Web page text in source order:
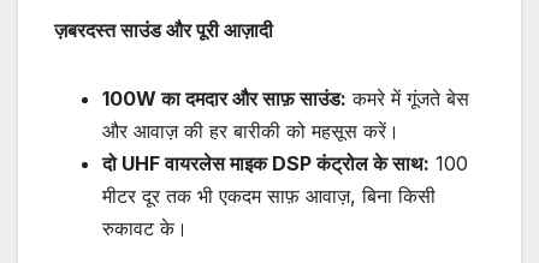
ज़बरदस्तसाउंडऔरपूरीआज़ादी
100Wकादमदारऔरसाफ़साउंड: कमरे में गूंजते बेस
और आवाज़ की हर बारीकी को महसूस करें।
दो UHFवायरलेसमाइक DSPकंट्रोलकेसाथ: 100
मीटर दूर तक भी एकदम साफ़ आवाज़, बिना किसी
रुकावट के।